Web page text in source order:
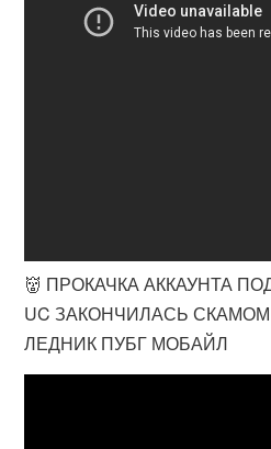
👹 ПРОКАЧКА АККАУНТА
UC ЗАКОНЧИЛАСЬ СКАМОМ
ЛЕДНИК ПУБГ МОБАЙЛ